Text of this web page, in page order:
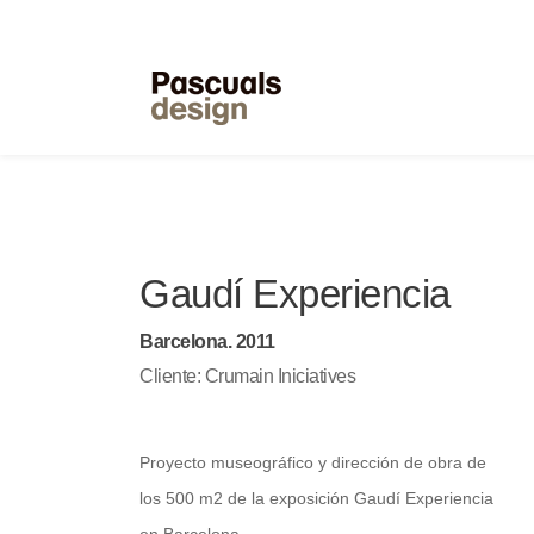
Gaudí Experiencia
Barcelona. 2011
Cliente: Crumain Iniciatives
Proyecto museográfico y dirección de obra de
los 500 m2 de la exposición Gaudí Experiencia